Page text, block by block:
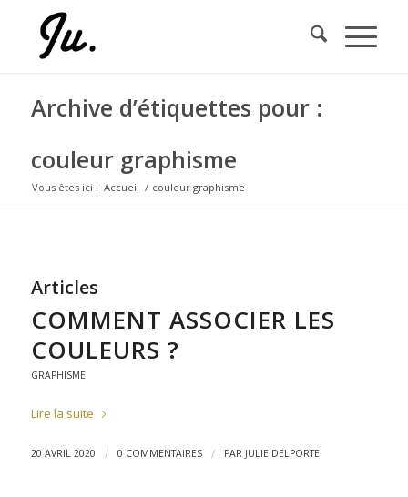
Archive d’étiquettes pour :
couleur graphisme
Vous êtes ici : Accueil / couleur graphisme
Articles
COMMENT ASSOCIER LES
COULEURS ?
GRAPHISME
Lire la suite
20 AVRIL 2020 / 0 COMMENTAIRES / PAR JULIE DELPORTE